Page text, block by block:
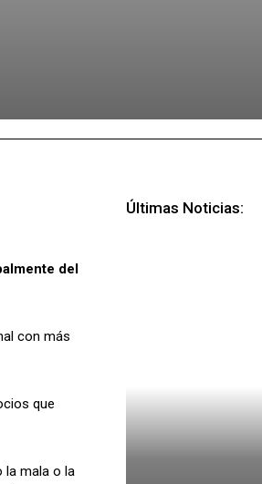
del
con más
que
la mala o la
Últimas Noticias: